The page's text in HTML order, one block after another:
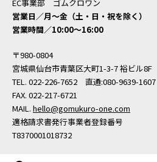
EC事業部 ゴムクロワン
営業日／月〜金（土・日・祝を除く）
営業時間／10:00〜16:00
〒980-0804
宮城県仙台市青葉区大町1-3-7 裕ビル8F
TEL. 022-226-7652 直通:080-9639-1607
FAX. 022-217-6721
MAIL. hello@gomukuro-one.com
適格請求書発行事業者登録番号
T8370001018732